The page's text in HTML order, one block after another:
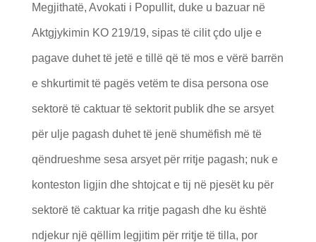
Megjithatë, Avokati i Popullit, duke u bazuar në
Aktgjykimin KO 219/19, sipas të cilit çdo ulje e
pagave duhet të jetë e tillë që të mos e vërë barrën
e shkurtimit të pagës vetëm te disa persona ose
sektorë të caktuar të sektorit publik dhe se arsyet
për ulje pagash duhet të jenë shumëfish më të
qëndrueshme sesa arsyet për rritje pagash; nuk e
konteston ligjin dhe shtojcat e tij në pjesët ku për
sektorë të caktuar ka rritje pagash dhe ku është
ndjekur një qëllim legjitim për rritje të tilla, por